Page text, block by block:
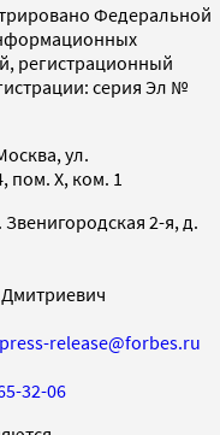
Федеральной
регистрационный
серия Эл №
ул.
пом. X, ком. 1
2-я, д.
press-release@forbes.ru
32-06